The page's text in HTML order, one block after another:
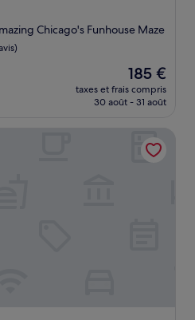
Chicago's Funhouse Maze
Le
nouveau
prix
de
185 €
185 €
taxes et frais compris
30 août - 31 août